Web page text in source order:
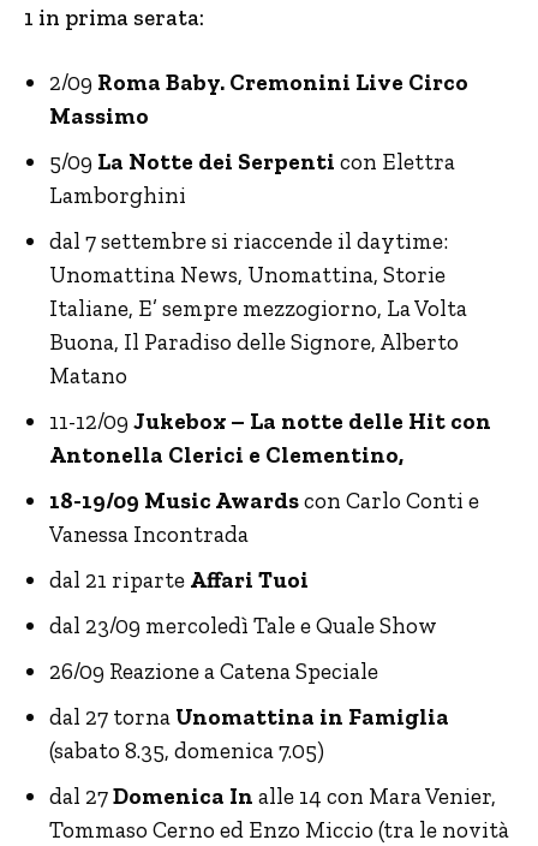
1 in prima serata:
2/09 Roma Baby. Cremonini Live Circo
Massimo
5/09 La Notte dei Serpenti con Elettra
Lamborghini
dal 7 settembre si riaccende il daytime:
Unomattina News, Unomattina, Storie
Italiane, E’ sempre mezzogiorno, La Volta
Buona, Il Paradiso delle Signore, Alberto
Matano
11-12/09 Jukebox – La notte delle Hit con
Antonella Clerici e Clementino,
18-19/09 Music Awardscon Carlo Conti e
Vanessa Incontrada
dal 21 riparte Affari Tuoi
dal 23/09 mercoledì Tale e Quale Show
26/09 Reazione a Catena Speciale
dal 27 torna Unomattina in Famiglia
(sabato 8.35, domenica 7.05)
dal 27Domenica In alle 14 con Mara Venier,
Tommaso Cerno ed Enzo Miccio (tra le novità